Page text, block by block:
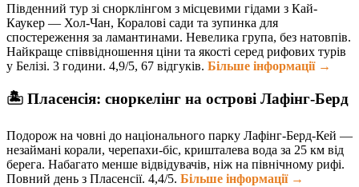
Південний тур зі снорклінгом з місцевими гідами з Кай-
Каукер — Хол-Чан, Коралові сади та зупинка для
спостереження за ламантинами. Невелика група, без натовпів.
Найкраще співвідношення ціни та якості серед рифових турів
у Белізі. 3 години. 4,9/5, 67 відгуків. Більше інформації →
🏝️ Пласенсія: сноркелінг на острові Лафінг-Берд
Подорож на човні до національного парку Лафінг-Берд-Кей —
незаймані корали, черепахи-біс, кришталева вода за 25 км від
берега. Набагато менше відвідувачів, ніж на північному рифі.
Повний день з Пласенсії. 4,4/5. Більше інформації →